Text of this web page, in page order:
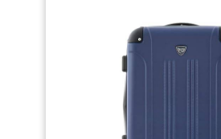
bouton-poussoir pour un
Accessoires Coordonnés :
pièces : tote d'embarquement
sangle add-a-bag et kit voyage